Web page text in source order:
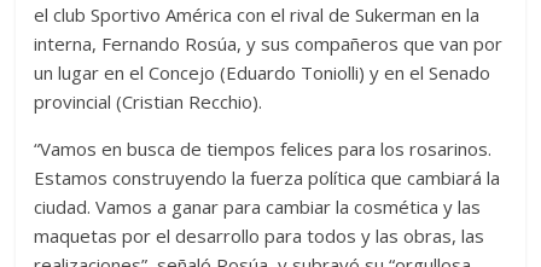
el club Sportivo América con el rival de Sukerman en la
interna, Fernando Rosúa, y sus compañeros que van por
un lugar en el Concejo (Eduardo Toniolli) y en el Senado
provincial (Cristian Recchio).
“Vamos en busca de tiempos felices para los rosarinos.
Estamos construyendo la fuerza política que cambiará la
ciudad. Vamos a ganar para cambiar la cosmética y las
maquetas por el desarrollo para todos y las obras, las